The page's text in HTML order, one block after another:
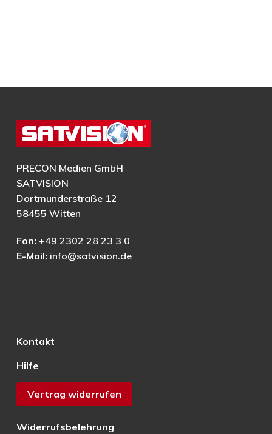
PRECON Medien GmbH
SATVISION
Dortmunderstraße 12
58455 Witten
Fon: +49 2302 28 23 3 0
E-Mail: info@satvision.de
Kontakt
Hilfe
Vertrag widerrufen
Widerrufsbelehrung